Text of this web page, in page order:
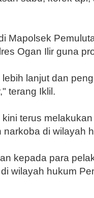
Mapolsek
Ogan Ilir guna
lanjut dan
terang Iklil.
terus
narkoba di wilayah
kepada para
wilayah hukum